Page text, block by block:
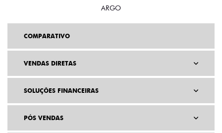
ARGO
COMPARATIVO
VENDAS DIRETAS
SOLUÇÕES FINANCEIRAS
PÓS VENDAS